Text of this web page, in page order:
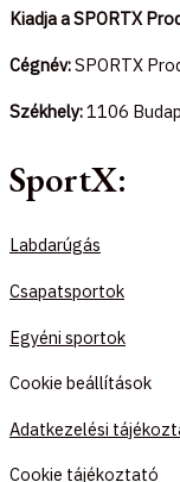
Kiadja a SPORTX
Cégnév:SPORTX
Székhely:1106
SportX:
Labdarúgás
Csapatsportok
Egyéni sportok
Cookie beállítások
Adatkezelési
Cookie tájékoztató